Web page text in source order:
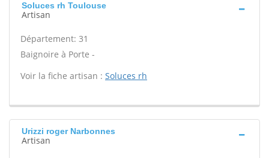
Soluces rh Toulouse
Artisan
Département: 31
Baignoire à Porte -
Voir la fiche artisan : Soluces rh
Urizzi roger Narbonnes
Artisan